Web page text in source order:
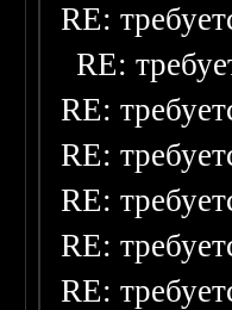
RE:
RE:
RE:
RE:
RE:
RE:
RE: